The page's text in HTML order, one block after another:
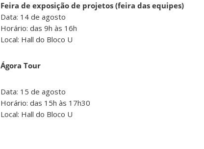
Feira de exposição de projetos (feira das equipes)
Data: 14 de agosto
Horário: das 9h às 16h
Local: Hall do Bloco U
Ágora Tour
Data: 15 de agosto
Horário: das 15h às 17h30
Local: Hall do Bloco U